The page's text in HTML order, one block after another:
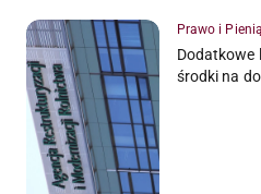
Prawo i
Dodatkowe
środki na